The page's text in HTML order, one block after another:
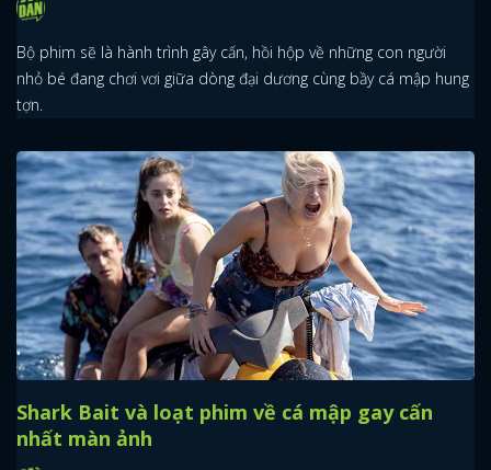
Bộ phim sẽ là hành trình gây cấn, hồi hộp về những con người
nhỏ bé đang chơi vơi giữa dòng đại dương cùng bầy cá mập hung
tợn.
Shark Bait và loạt phim về cá mập gay cấn
nhất màn ảnh